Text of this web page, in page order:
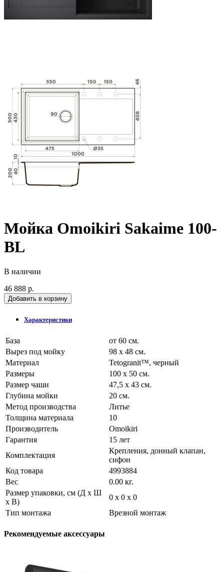
Мойка Omoikiri Sakaime 100-
BL
В наличии
46 888 р.
Добавить в корзину
Характеристики
База
от 60 см.
Вырез под мойку
98 x 48 см.
Материал
Tetogranit™, черный
Размеры
100 x 50 см.
Размер чаши
47,5 x 43 см.
Глубина мойки
20 см.
Метод производства
Литье
Толщина материала
10
Производитель
Omoikiri
Гарантия
15 лет
Комплектация
Крепления, донный клапан,
сифон
Код товара
4993884
Вес
0.00 кг.
Размер упаковки, см (Д х Ш
х В)
0 х 0 х 0
Тип монтажа
Врезной монтаж
Рекомендуемые аксессуары